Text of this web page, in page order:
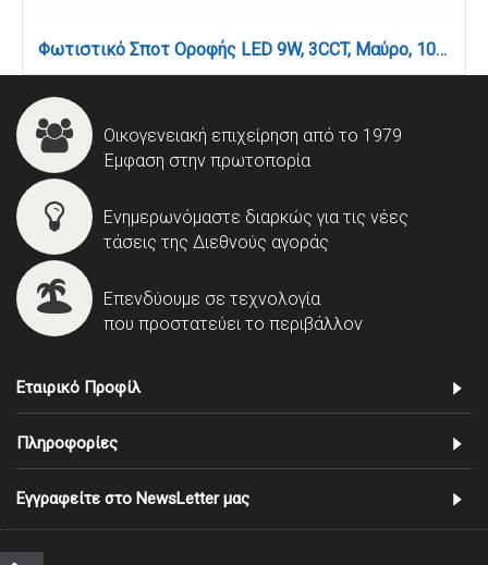
Φωτιστικό Σποτ Οροφής LED 9W, 3CCT, Μαύρο, 100°, D:10x7,5cm (9089-Black)
Οικογενειακή επιχείρηση από το 1979
Έμφαση στην πρωτοπορία
Ενημερωνόμαστε διαρκώς για τις νέες
τάσεις της Διεθνούς αγοράς
Επενδύουμε σε τεχνολογία
που προστατεύει το περιβάλλον
Εταιρικό Προφίλ
Πληροφορίες
Εγγραφείτε στο NewsLetter μας